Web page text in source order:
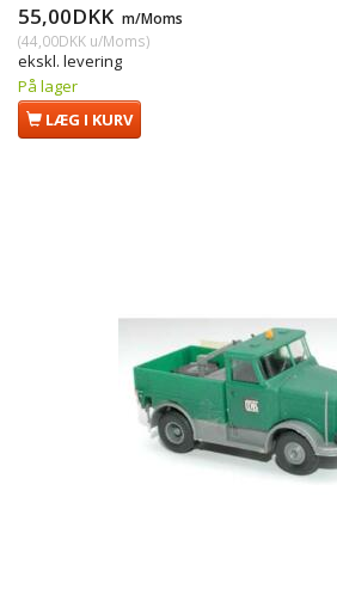
55,00DKK m/Moms
(44,00DKK u/Moms)
ekskl. levering
På lager
LÆG I KURV